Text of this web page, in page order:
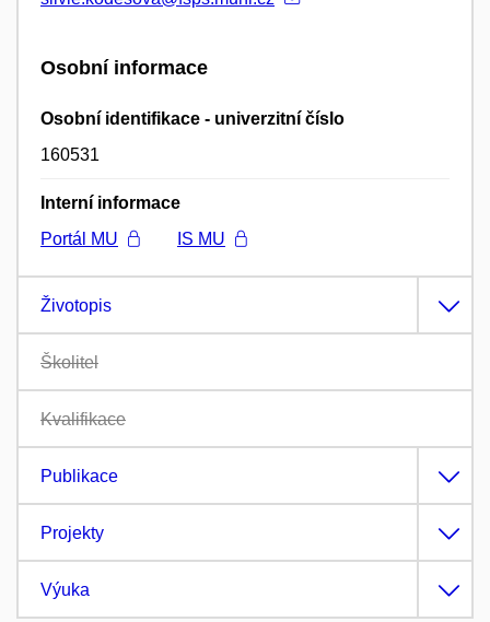
Osobní informace
Osobní identifikace - univerzitní číslo
160531
Interní informace
Portál MU
IS MU
Životopis
Školitel
Kvalifikace
Publikace
Projekty
Výuka